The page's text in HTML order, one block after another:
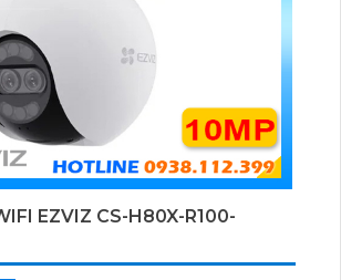
EZVIZ CS-H80X-R100-